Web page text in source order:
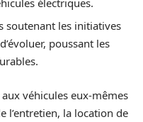
soutenant les initiatives
poussant les
véhicules eux-mêmes
l’entretien, la location de